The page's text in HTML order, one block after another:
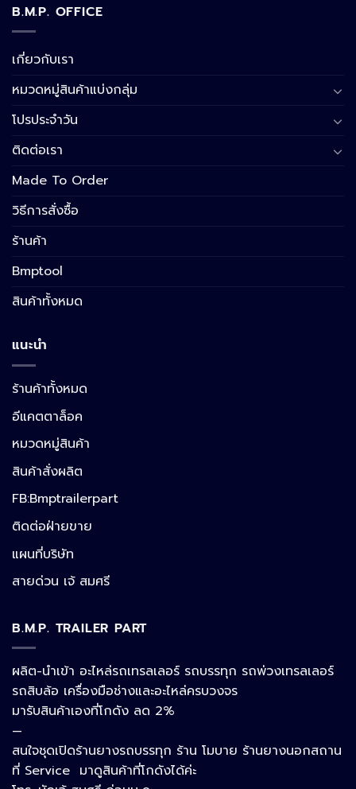
B.M.P. OFFICE
เกี่ยวกับเรา
หมวดหมู่สินค้าแบ่งกลุ่ม
โปรประจำวัน
ติดต่อเรา
Made To Order
วิธีการสั่งซื้อ
ร้านค้า
Bmptool
สินค้าทั้งหมด
แนะนำ
ร้านค้าทั้งหมด
อีแคตตาล็อค
หมวดหมู่สินค้า
สินค้าสั่งผลิต
FB:Bmptrailerpart
ติดต่อฝ่ายขาย
แผนที่บริษัท
สายด่วน เจ้ สมศรี
B.M.P. TRAILER PART
ผลิต-นำเข้า อะไหล่รถเทรลเลอร์ รถบรรทุก รถพ่วงเทรลเลอร์
รถสิบล้อ เครื่องมือช่างและอะไหล่ครบวงจร
มารับสินค้าเองที่โกดัง ลด 2%
—
สนใจชุดเปิดร้านยางรถบรรทุก ร้าน โมบาย ร้านยางนอกสถาน
ที่ Service มาดูสินค้าที่โกดังได้ค่ะ